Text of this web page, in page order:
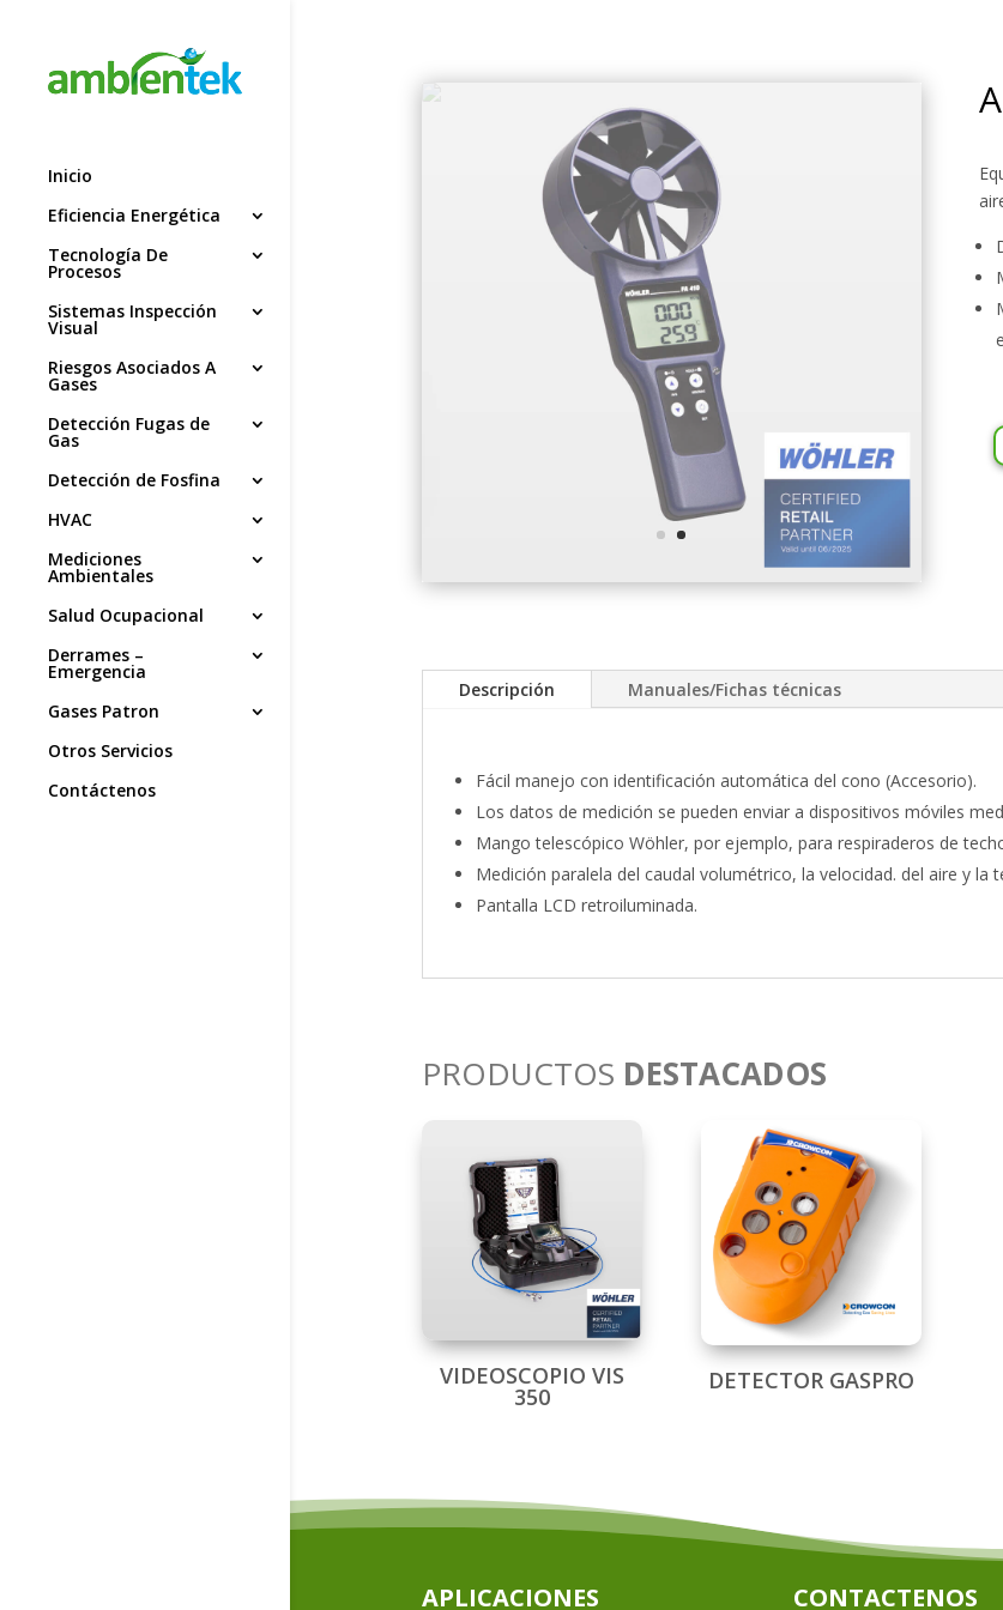
Inicio
Eficiencia Energética
Tecnología De
Procesos
Sistemas Inspección
Visual
Riesgos Asociados A
Gases
Detección Fugas de
Gas
Detección de Fosfina
HVAC
Mediciones
Ambientales
Salud Ocupacional
Derrames –
Emergencia
Gases Patron
Otros Servicios
Contáctenos
Descripción Manuales/Fichas técnicas
Fácil manejo con identificación automática del cono (Accesorio).
Los datos de medición se pueden enviar a dispositivos móviles
Mango telescópico Wöhler, por ejemplo, para respiraderos de
Medición paralela del caudal volumétrico, la velocidad. del aire y la
Pantalla LCD retroiluminada.
PRODUCTOS DESTACADOS
VIDEOSCOPIO VIS
350
DETECTOR GASPRO
APLICACIONES CONTACTENOS